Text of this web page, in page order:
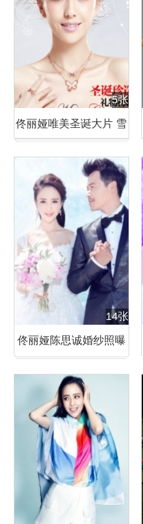
5张
佟丽娅唯美圣诞大片 雪
14张
佟丽娅陈思诚婚纱照曝